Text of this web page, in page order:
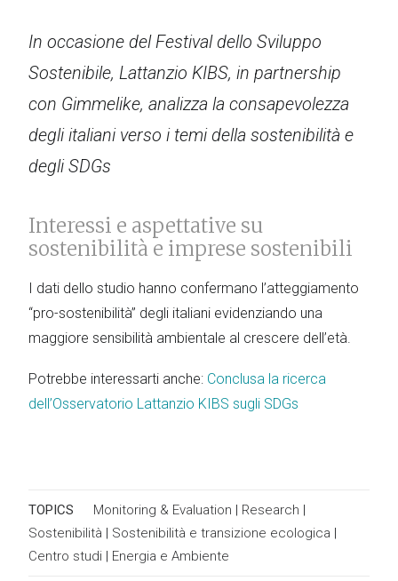
In occasione del Festival dello Sviluppo
Sostenibile, Lattanzio KIBS, in partnership
con Gimmelike, analizza la consapevolezza
degli italiani verso i temi della sostenibilità e
degli SDGs
Interessi e aspettative su
sostenibilità e imprese sostenibili
I dati dello studio hanno confermano l’atteggiamento
“pro-sostenibilità” degli italiani evidenziando una
maggiore sensibilità ambientale al crescere dell’età.
Potrebbe interessarti anche: Conclusa la ricerca
dell’Osservatorio Lattanzio KIBS sugli SDGs
TOPICS Monitoring & Evaluation | Research |
Sostenibilità | Sostenibilità e transizione ecologica |
Centro studi | Energia e Ambiente